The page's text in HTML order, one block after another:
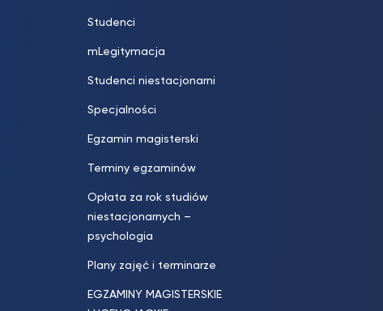
Studenci
mLegitymacja
Studenci niestacjonarni
Specjalności
Egzamin magisterski
Terminy egzaminów
Opłata za rok studiów
niestacjonarnych –
psychologia
Plany zajęć i terminarze
EGZAMINY MAGISTERSKIE